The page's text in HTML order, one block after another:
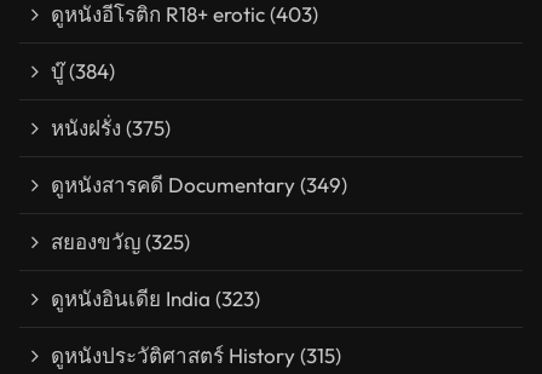
ดูหนังอีโรติก R18+ erotic(403)
บู๊(384)
หนังฝรั่ง (375)
ดูหนังสารคดี Documentary(349)
สยองขวัญ(325)
ดูหนังอินเดีย India (323)
ดูหนังประวัติศาสตร์ History(315)